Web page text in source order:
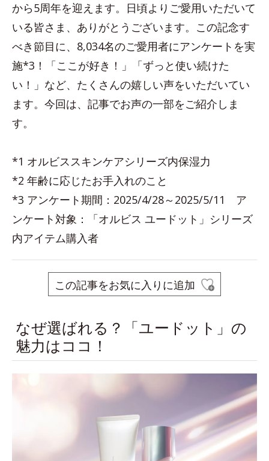
から5周年を迎えます。日頃よりご愛用いただいて
いる皆さま、ありがとうございます。この記念す
べき節目に、8,034名のご愛用者にアンケートを実
施*3！「ここが好き！」「ずっと使い続けた
い！」など、たくさんの嬉しい声をいただいてい
ます。今回は、記事でお声の一部をご紹介しま
す。
*1 オルビススキンケアシリーズ内保湿力
*2 年齢に応じたお手入れのこと
*3 アンケート期間：2025/4/28～2025/5/11 ア
ンケート対象：「オルビス ユードット」シリーズ
内アイテム購入者
この記事をお気に入りに追加
なぜ選ばれる？「ユードット」の
魅力はココ！